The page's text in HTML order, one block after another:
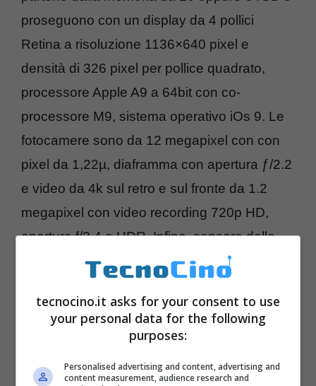
proseguono con un display da 4 pollici
Retina a risoluzione 1136×640 pixel e
densità di 326 pixel per pollice quadrato,
processore Apple A9 a 64bit con co-
processore M9, sistema operativo iOs 9. Le
fotocamere sono da 12 megapixel con con
pixel da 1,22µ, diaframma con apertura ƒ/2.2
e video da 4k sul retro e sul fronte da 1.2
megapixel con video recording 720p HD,
apertura f/2.4 e HDR. Infine, sensore delle
impronte digitali, connessione LTE veloce,
promette fino a 14 ore in conversazione 3G e
10 giorni in standby.
tecnocino.it asks for your consent to use
your personal data for the following
purposes:
Personalised advertising and content, advertising and
content measurement, audience research and